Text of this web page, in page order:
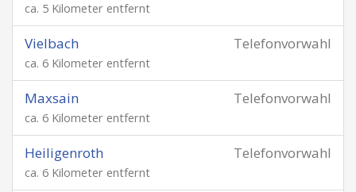
ca. 5 Kilometer entfernt
Telefonvorwahl
Vielbach
ca. 6 Kilometer entfernt
Telefonvorwahl
Maxsain
ca. 6 Kilometer entfernt
Telefonvorwahl
Heiligenroth
ca. 6 Kilometer entfernt